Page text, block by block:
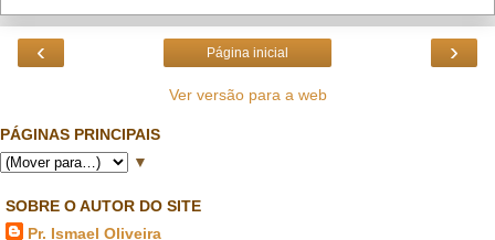
‹ ›
Página inicial
Ver versão para a web
PÁGINAS PRINCIPAIS
▼
SOBRE O AUTOR DO SITE
Pr. Ismael Oliveira